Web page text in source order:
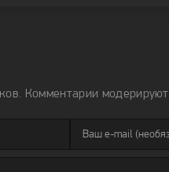
Комментарии